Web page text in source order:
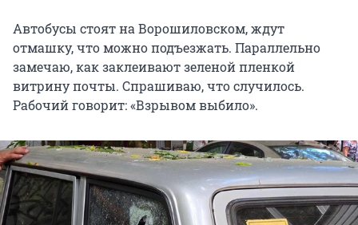
Автобусы стоят на Ворошиловском, ждут
отмашку, что можно подъезжать. Параллельно
замечаю, как заклеивают зеленой пленкой
витрину почты. Спрашиваю, что случилось.
Рабочий говорит: «Взрывом выбило».